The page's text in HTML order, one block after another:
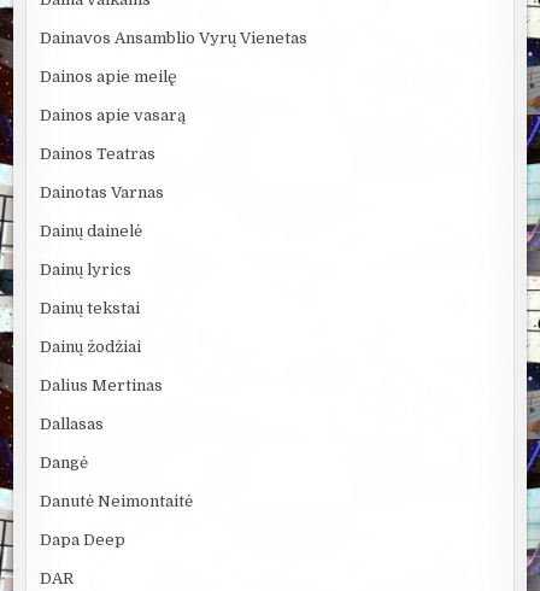
Dainavos Ansamblio Vyrų Vienetas
Dainos apie meilę
Dainos apie vasarą
Dainos Teatras
Dainotas Varnas
Dainų dainelė
Dainų lyrics
Dainų tekstai
Dainų žodžiai
Dalius Mertinas
Dallasas
Dangė
Danutė Neimontaitė
Dapa Deep
DAR